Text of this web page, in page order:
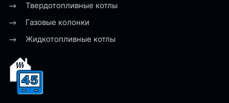
Твердотопливные котлы
Газовые колонки
Жидкотопливные котлы